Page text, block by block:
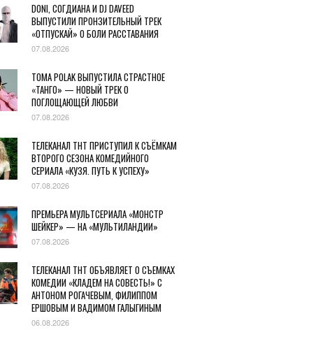
DONI, СОГДИАНА И DJ DAVEED
ВЫПУСТИЛИ ПРОНЗИТЕЛЬНЫЙ ТРЕК
«ОТПУСКАЙ» О БОЛИ РАССТАВАНИЯ
07.08.2026
TOMA POLAK ВЫПУСТИЛА СТРАСТНОЕ
«ТАНГО» — НОВЫЙ ТРЕК О
ПОГЛОЩАЮЩЕЙ ЛЮБВИ
07.08.2026
ТЕЛЕКАНАЛ ТНТ ПРИСТУПИЛ К СЪЁМКАМ
ВТОРОГО СЕЗОНА КОМЕДИЙНОГО
СЕРИАЛА «КУЗЯ. ПУТЬ К УСПЕХУ»
07.08.2026
ПРЕМЬЕРА МУЛЬТСЕРИАЛА «МОНСТР
ШЕЙКЕР» — НА «МУЛЬТИЛАНДИИ»
07.08.2026
ТЕЛЕКАНАЛ ТНТ ОБЪЯВЛЯЕТ О СЪЕМКАХ
КОМЕДИИ «КЛАДЕМ НА СОВЕСТЬ!» С
АНТОНОМ РОГАЧЕВЫМ, ФИЛИППОМ
ЕРШОВЫМ И ВАДИМОМ ГАЛЫГИНЫМ
06.08.2026